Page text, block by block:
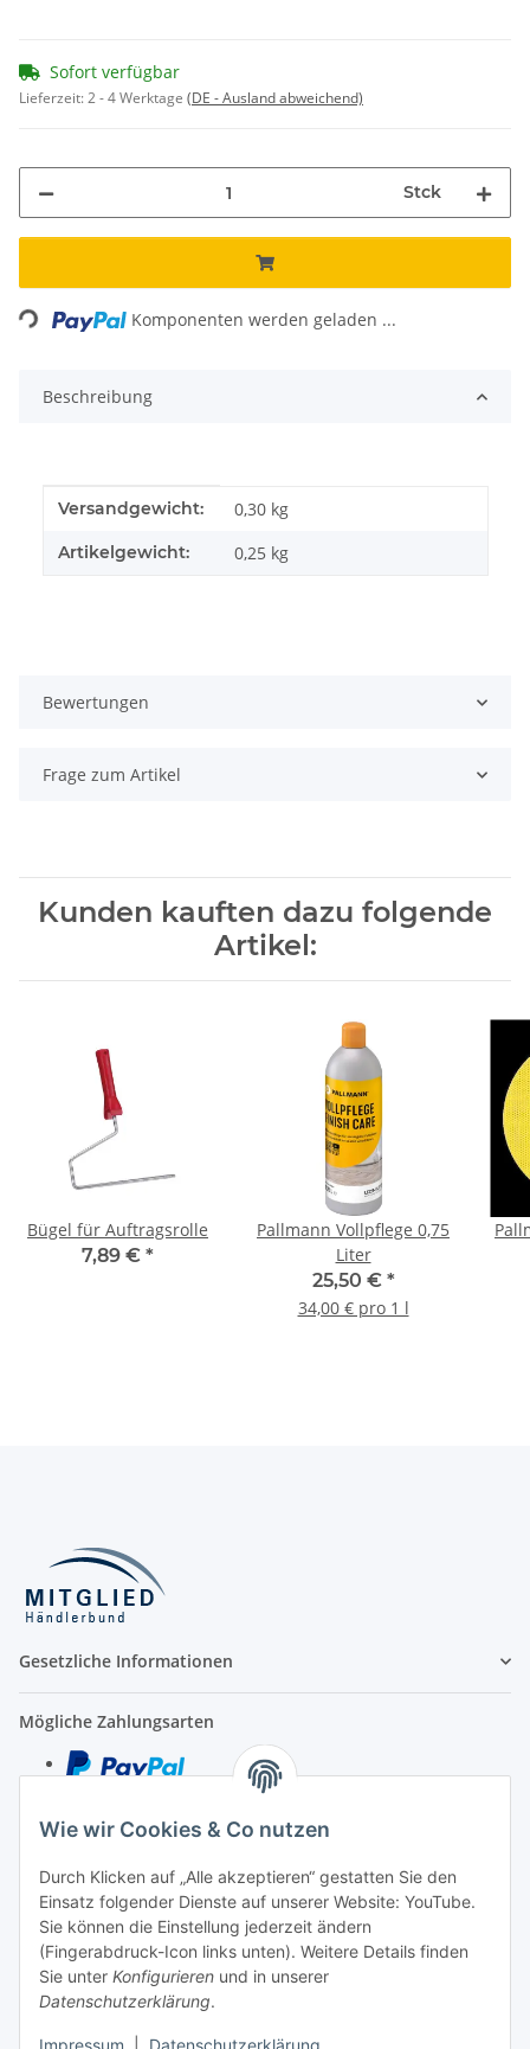
Wie wir Cookies & Co nutzen
Durch Klicken auf „Alle akzeptieren“ gestatten Sie den
Einsatz folgender Dienste auf unserer Website: YouTube.
Sie können die Einstellung jederzeit ändern
(Fingerabdruck-Icon links unten). Weitere Details finden
Sie unter Konfigurieren und in unserer
Datenschutzerklärung.
Sofort verfügbar
Lieferzeit:2 - 4 Werktage (DE - Ausland abweichend)
Stck
Komponenten werden geladen ...
Beschreibung
Produkteigenschaft
Wert
Versandgewicht: 0,30 kg
Artikelgewicht: 0,25 kg
Bewertungen
Frage zum Artikel
Kunden kauften dazu folgende
Artikel:
Bügel für Auftragsrolle
7,89 € *
Pallmann Vollpflege 0,75
Liter
25,50 € *
34,00 € pro 1 l
Gesetzliche Informationen
Mögliche Zahlungsarten
Rechnung
Vorkasse
Unser Versandpartner